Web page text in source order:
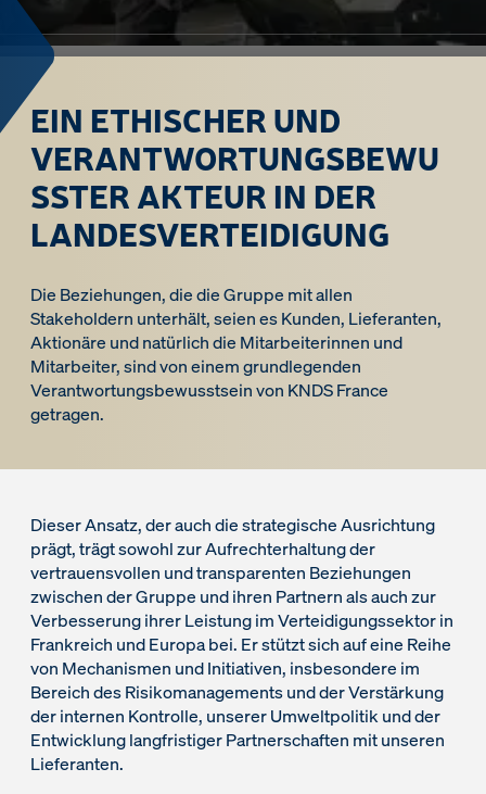
EIN ETHISCHER UND
VERANTWORTUNGSBEWU
SSTER AKTEUR IN DER
LANDESVERTEIDIGUNG
Die Beziehungen, die die Gruppe mit allen
Stakeholdern unterhält, seien es Kunden, Lieferanten,
Aktionäre und natürlich die Mitarbeiterinnen und
Mitarbeiter, sind von einem grundlegenden
Verantwortungsbewusstsein von KNDS France
getragen.
Dieser Ansatz, der auch die strategische Ausrichtung
prägt, trägt sowohl zur Aufrechterhaltung der
vertrauensvollen und transparenten Beziehungen
zwischen der Gruppe und ihren Partnern als auch zur
Verbesserung ihrer Leistung im Verteidigungssektor in
Frankreich und Europa bei. Er stützt sich auf eine Reihe
von Mechanismen und Initiativen, insbesondere im
Bereich des Risikomanagements und der Verstärkung
der internen Kontrolle, unserer Umweltpolitik und der
Entwicklung langfristiger Partnerschaften mit unseren
Lieferanten.